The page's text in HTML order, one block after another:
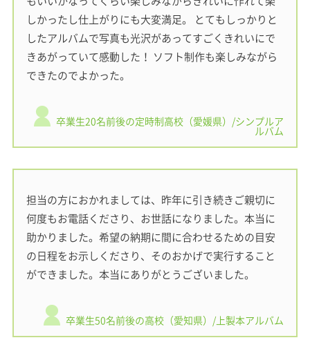
しかったし仕上がりにも大変満足。 とてもしっかりと
したアルバムで写真も光沢があってすごくきれいにで
きあがっていて感動した！ ソフト制作も楽しみながら
できたのでよかった。
卒業生20名前後の定時制高校（愛媛県）/シンプルア
ルバム
担当の方におかれましては、昨年に引き続きご親切に
何度もお電話くださり、お世話になりました。本当に
助かりました。希望の納期に間に合わせるための目安
の日程をお示しくださり、そのおかげで実行すること
ができました。本当にありがとうございました。
卒業生50名前後の高校（愛知県）/上製本アルバム